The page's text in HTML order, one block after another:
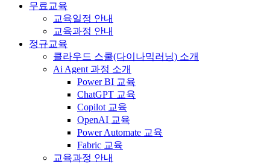
무료교육
교육일정 안내
교육과정 안내
정규교육
클라우드 스쿨(다이나믹러닝) 소개
Ai Agent 과정 소개
Power BI 교육
ChatGPT 교육
Copilot 교육
OpenAI 교육
Power Automate 교육
Fabric 교육
교육과정 안내